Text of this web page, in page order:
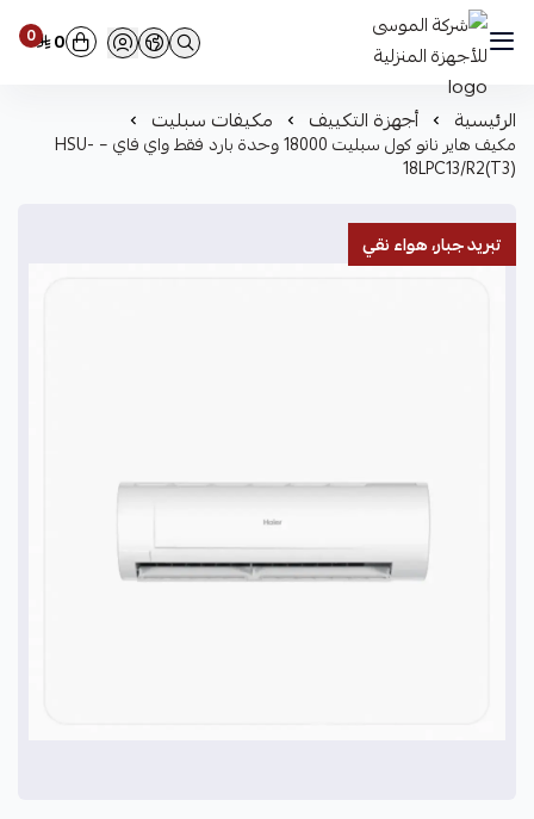
شركة الموسى للأجهزة المنزلية 0 0
الرئيسية أجهزة التكييف مكيفات سبليت
مكيف هاير نانو كول سبليت 18000 وحدة بارد فقط واي فاي – HSU-
18LPC13/R2(T3)
تبريد جبار، هواء نقي